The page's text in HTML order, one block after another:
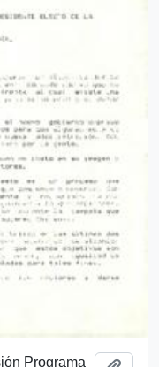
Programa